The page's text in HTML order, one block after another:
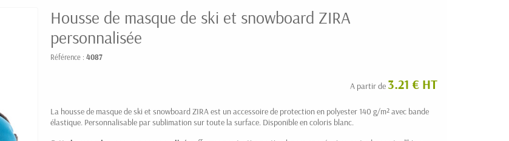
Housse de masque de ski et snowboard ZIRA
personnalisée
Référence : 4087
A partir de 3.21 € HT
La housse de masque de ski et snowboard ZIRA est un accessoire de protection en polyester 140 g/m² avec bande
élastique. Personnalisable par sublimation sur toute la surface. Disponible en coloris blanc.